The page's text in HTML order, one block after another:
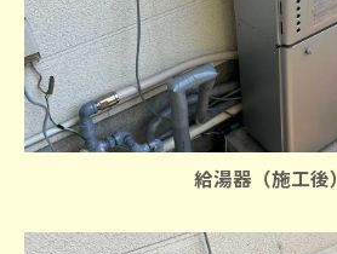
給湯器（施工後）